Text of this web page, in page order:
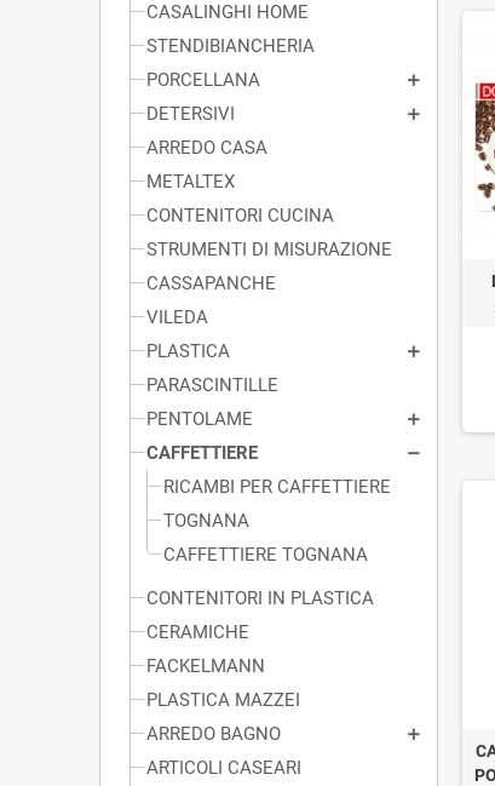
CASALINGHI HOME
STENDIBIANCHERIA
PORCELLANA
DETERSIVI
ARREDO CASA
METALTEX
CONTENITORI CUCINA
STRUMENTI DI MISURAZIONE
CASSAPANCHE
VILEDA
PLASTICA
PARASCINTILLE
PENTOLAME
CAFFETTIERE
RICAMBI PER CAFFETTIERE
TOGNANA
CAFFETTIERE TOGNANA
CONTENITORI IN PLASTICA
CERAMICHE
FACKELMANN
PLASTICA MAZZEI
ARREDO BAGNO
ARTICOLI CASEARI